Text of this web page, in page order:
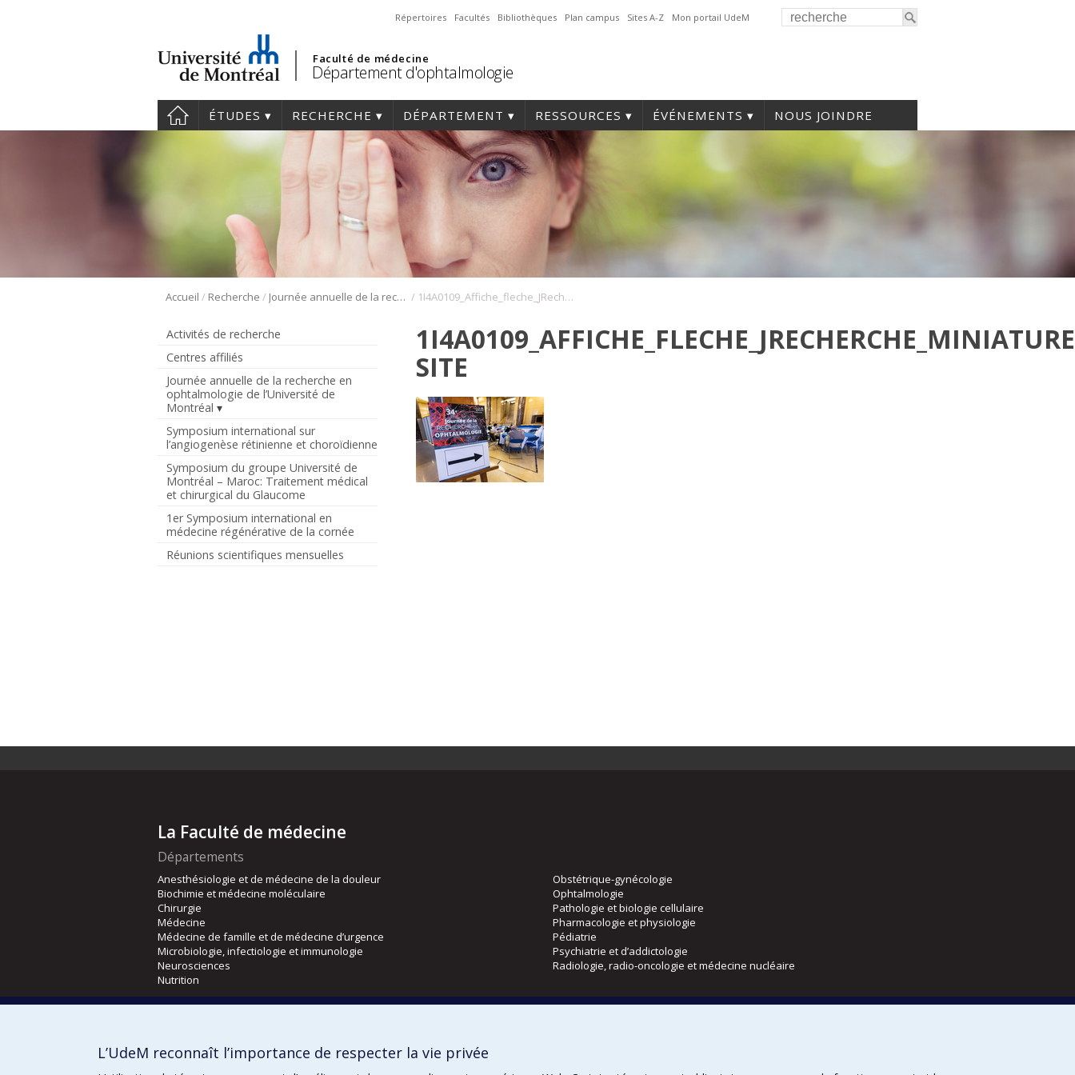
Répertoires Facultés Bibliothèques Plan campus Sites A-Z Mon portail UdeM
Faculté de médecine
Département d'ophtalmologie
ÉTUDES RECHERCHE DÉPARTEMENT RESSOURCES ÉVÉNEMENTS NOUS JOINDRE
Accueil / Recherche / Journée annuelle de la recherche en ophtalmologie de l’Université de Montréal / 1I4A0109_Affiche_fleche_JRecherche_miniature site
Activités de recherche
Centres affiliés
Journée annuelle de la recherche en
ophtalmologie de l’Université de
Montréal
Symposium international sur
l’angiogenèse rétinienne et choroïdienne
Symposium du groupe Université de
Montréal – Maroc: Traitement médical
et chirurgical du Glaucome
1er Symposium international en
médecine régénérative de la cornée
Réunions scientifiques mensuelles
1I4A0109_AFFICHE_FLECHE_JRECHERCHE_MINIATURE
SITE
La Faculté de médecine
Départements
Anesthésiologie et de médecine de la douleur
Biochimie et médecine moléculaire
Chirurgie
Médecine
Médecine de famille et de médecine d’urgence
Microbiologie, infectiologie et immunologie
Neurosciences
Nutrition
Obstétrique-gynécologie
Ophtalmologie
Pathologie et biologie cellulaire
Pharmacologie et physiologie
Pédiatrie
Psychiatrie et d’addictologie
Radiologie, radio-oncologie et médecine nucléaire
Orthophonie et audiologie
L’UdeM reconnaît l’importance de respecter la vie privée